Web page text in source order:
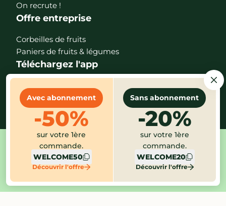
Avec abonnement
-50%
sur votre 1ère
commande.
WELCOME50
Découvrir l'offre
Sans abonnement
-20%
sur votre 1ère
commande.
WELCOME20
Découvrir l'offre
On recrute !
Offre entreprise
Corbeilles de fruits
Paniers de fruits & légumes
Téléchargez l'app
Mentions légalesCGVProtection des données
Gestion des cookiesIndex égalité
Alerte éthique
Paramètres des cookies
©2026 Potager City - version 2.30.1